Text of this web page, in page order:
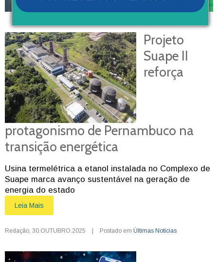
Projeto
Suape II
reforça
protagonismo de Pernambuco na
transição energética
Usina termelétrica a etanol instalada no Complexo de
Suape marca avanço sustentável na geração de
energia do estado
Leia Mais
Redação 30.OUTUBRO.2025 | Postado em Últimas Notícias